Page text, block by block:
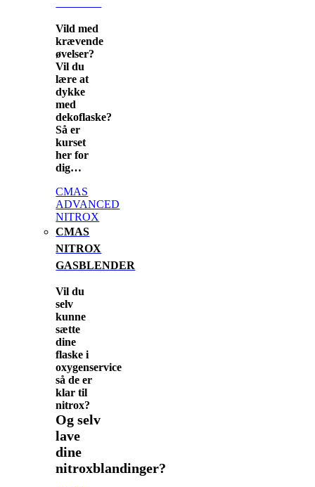
Vild med
krævende
øvelser?
Vil du
lære at
dykke
med
dekoflaske?
Så er
kurset
her for
dig…
CMAS
ADVANCED
NITROX
CMAS
NITROX
GASBLENDER
Vil du
selv
kunne
sætte
dine
flaske i
oxygenservice
så de er
klar til
nitrox?
Og selv
lave
dine
nitroxblandinger?